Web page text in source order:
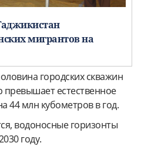
мигрантов на
городских скважин
превышает естественное
44 млн кубометров в год.
водоносные горизонты
году.